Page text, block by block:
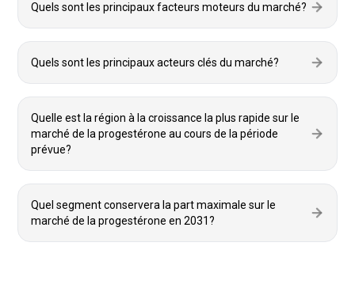
Quels sont les principaux facteurs moteurs du marché?
Quels sont les principaux acteurs clés du marché?
Quelle est la région à la croissance la plus rapide sur le
marché de la progestérone au cours de la période
prévue?
Quel segment conservera la part maximale sur le
marché de la progestérone en 2031?